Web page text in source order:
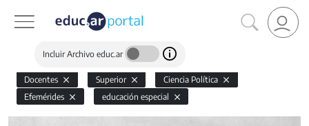
Incluir Archivo educ.ar
Docentes Superior
Ciencia Política
Efemérides
educación especial